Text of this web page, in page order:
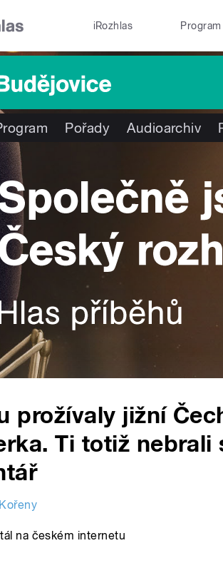
iRozhlas Program
Pořady Audioarchiv
prožívaly jižní
Ti totiž nebrali
Kořeny
na českém internetu